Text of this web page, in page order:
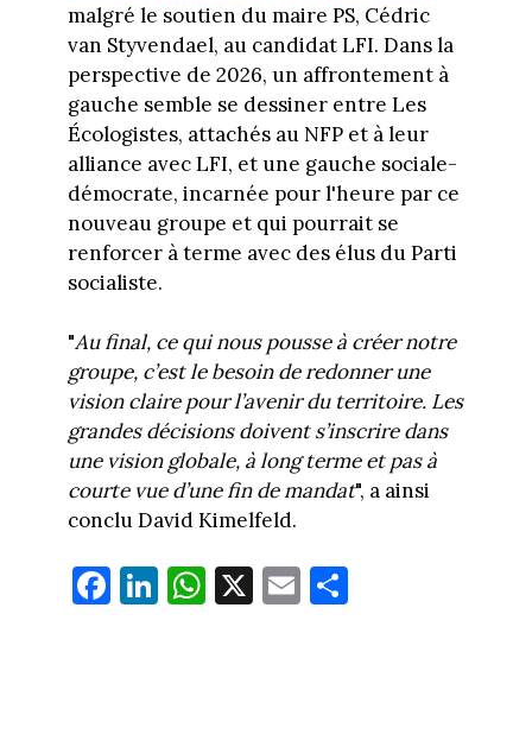
malgré le soutien du maire PS, Cédric
van Styvendael, au candidat LFI. Dans la
perspective de 2026, un affrontement à
gauche semble se dessiner entre Les
Écologistes, attachés au NFP et à leur
alliance avec LFI, et une gauche sociale-
démocrate, incarnée pour l'heure par ce
nouveau groupe et qui pourrait se
renforcer à terme avec des élus du Parti
socialiste.
"Au final, ce qui nous pousse à créer notre
groupe, c’est le besoin de redonner une
vision claire pour l’avenir du territoire. Les
grandes décisions doivent s’inscrire dans
une vision globale, à long terme et pas à
courte vue d’une fin de mandat", a ainsi
conclu David Kimelfeld.
Fa
ce
Li
nk
W
ha
X E
m
Pa